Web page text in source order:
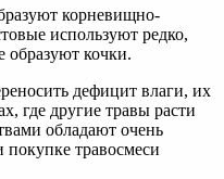
корневищно-
используют редко,
образуют кочки.
дефицит влаги, их
где другие травы расти
обладают очень
травосмеси